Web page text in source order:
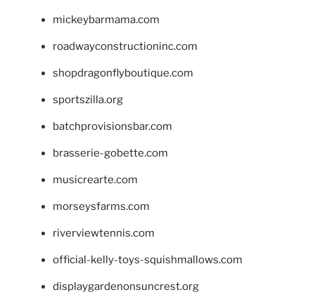
mickeybarmama.com
roadwayconstructioninc.com
shopdragonflyboutique.com
sportszilla.org
batchprovisionsbar.com
brasserie-gobette.com
musicrearte.com
morseysfarms.com
riverviewtennis.com
official-kelly-toys-squishmallows.com
displaygardenonsuncrest.org